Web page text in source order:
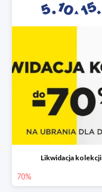
Likwidacja kolekcji
70%